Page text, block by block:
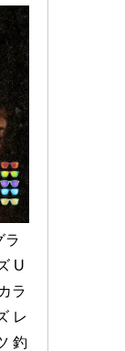
ラ
U
ラ
レ
釣